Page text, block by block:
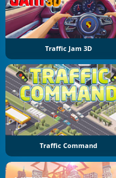
Traffic Jam 3D
Traffic Command